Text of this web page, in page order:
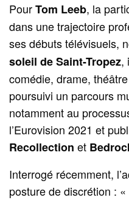
PourTom Leeb, la
dans une trajectoire
ses débuts télévisuels,
soleil de Saint-Tropez,
comédie, drame,
poursuivi un parcours
notamment au
l’Eurovision 2021 et
Recollection et
Interrogé récemment,
posture de discrétion : «